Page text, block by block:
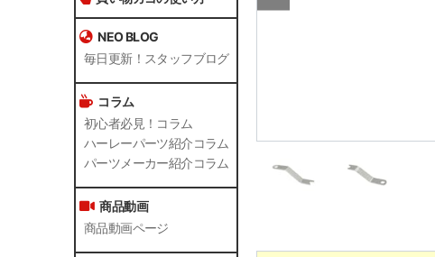
NEO BLOG
毎日更新！スタッフブログ
コラム
初心者必見！コラム
ハーレーパーツ紹介コラム
パーツメーカー紹介コラム
商品動画
商品動画ページ